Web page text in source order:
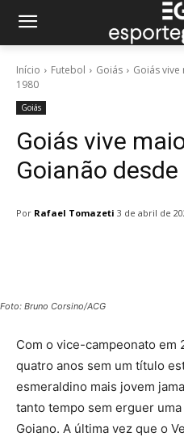
Início Futebol Goiás
Goiás
1980
Goiás
Goiás vive
Goianão
Por Rafael Tomazeti 3 de abril de
Foto: Bruno Corsino/ACG
Com o vice-campeonato em
quatro anos sem um título
esmeraldino mais jovem
tanto tempo sem erguer
Goiano. A última vez que o